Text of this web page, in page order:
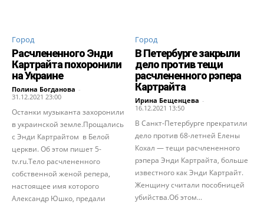
Город
Расчлененного Энди
Картрайта похоронили
на Украине
Полина Богданова -
31.12.2021 23:00
Останки музыканта захоронили
в украинской земле.Прощались
с Энди Картрайтом в Белой
церкви. Об этом пишет 5-
tv.ru.Тело расчлененного
собственной женой репера,
настоящее имя которого
Александр Юшко, предали
Город
В Петербурге закрыли
дело против тещи
расчлененного рэпера
Картрайта
Ирина Бещенцева -
16.12.2021 13:50
В Санкт-Петербурге прекратили
дело против 68-летней Елены
Кохал — тещи расчлененного
рэпера Энди Картрайта, больше
известного как Энди Картрайт.
Женщину считали пособницей
убийства.Об этом...